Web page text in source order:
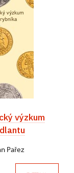
výzkum
Pařez